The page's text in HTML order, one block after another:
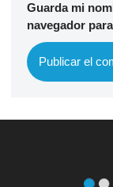
Guarda mi
navegador